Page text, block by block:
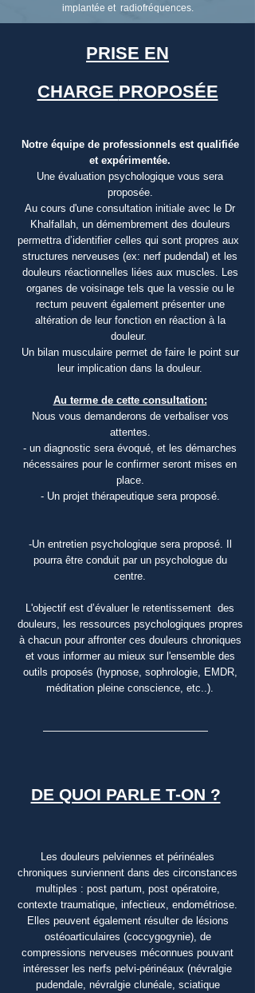
implantée et radiofréquences.
PRISE EN
CHARGE PROPOSÉE
Notre équipe de professionnels est qualifiée
et expérimentée.
Une évaluation psychologique vous sera
proposée.
Au cours d'une consultation initiale avec le Dr
Khalfallah, un démembrement des douleurs
permettra d’identifier celles qui sont propres aux
structures nerveuses (ex: nerf pudendal) et les
douleurs réactionnelles liées aux muscles. Les
organes de voisinage tels que la vessie ou le
rectum peuvent également présenter une
altération de leur fonction en réaction à la
douleur.
Un bilan musculaire permet de faire le point sur
leur implication dans la douleur.
Au terme de cette consultation:
Nous vous demanderons de verbaliser vos
attentes.
- un diagnostic sera évoqué, et les démarches
nécessaires pour le confirmer seront mises en
place.
- Un projet thérapeutique sera proposé.
-Un entretien psychologique sera proposé. Il
pourra être conduit par un psychologue du
centre.
L'objectif est d’évaluer le retentissement des
douleurs, les ressources psychologiques propres
à chacun pour affronter ces douleurs chroniques
et vous informer au mieux sur l'ensemble des
outils proposés (hypnose, sophrologie, EMDR,
méditation pleine conscience, etc..).
DE QUOI PARLE T-ON ?
​Les douleurs pelviennes et périnéales
chroniques surviennent dans des circonstances
multiples : post partum, post opératoire,
contexte traumatique, infectieux, endométriose.
Elles peuvent également résulter de lésions
ostéoarticulaires (coccygogynie), de
compressions nerveuses méconnues pouvant
intéresser les nerfs pelvi-périnéaux (névralgie
pudendale, névralgie clunéale, sciatique